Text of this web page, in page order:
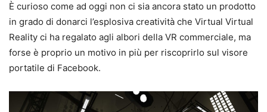
È curioso come ad oggi non ci sia ancora stato un prodotto
in grado di donarci l’esplosiva creatività che Virtual Virtual
Reality ci ha regalato agli albori della VR commerciale, ma
forse è proprio un motivo in più per riscoprirlo sul visore
portatile di Facebook.